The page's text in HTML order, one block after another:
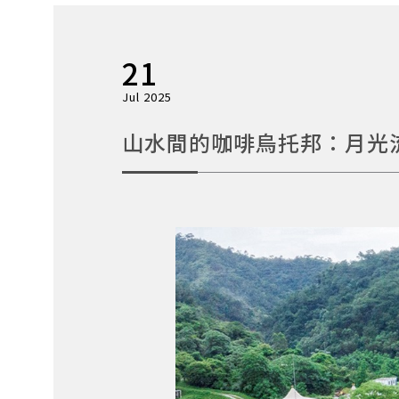
21
Jul 2025
山水間的咖啡烏托邦：月光